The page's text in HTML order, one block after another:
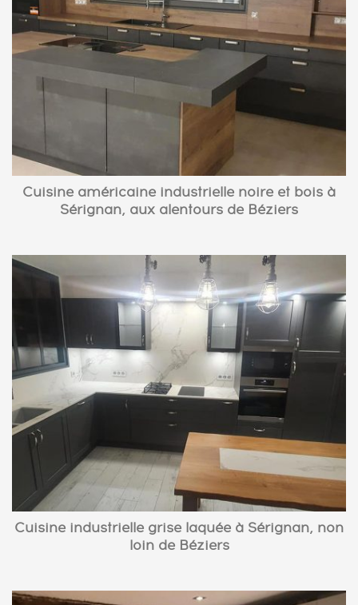
Cuisine américaine industrielle noire et bois à
Sérignan, aux alentours de Béziers
Cuisine industrielle grise laquée à Sérignan, non
loin de Béziers